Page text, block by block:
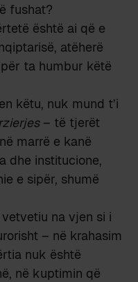
fushat?
është ai që e
atëherë
ta humbur këtë
këtu, nuk mund t’i
– të tjerët
marrë e kanë
dhe institucione,
e sipër, shumë
na vjen si i
– në krahasim
nuk është
në kuptimin që